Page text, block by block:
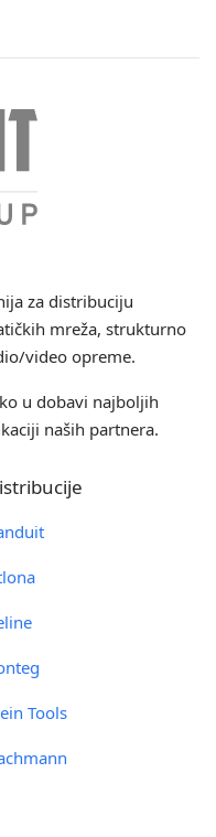
za distribuciju
mreža, strukturno
video opreme.
u dobavi najboljih
naših partnera.
Tools